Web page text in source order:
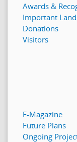
Awards &
Important
Donations
Visitors
E-Magazine
Future Plans
Ongoing